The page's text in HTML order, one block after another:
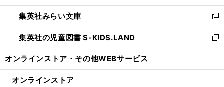
開
く
ウ
で
開
く
ン
ド
ウ
で
ウ
ィ
ン
ド
開
集英社みらい文庫
新
し
い
ン
集英社の児童図書 S-KIDS.LAND
新
ウ
オンラインストア・ その他WEBサービス
オンラインストア